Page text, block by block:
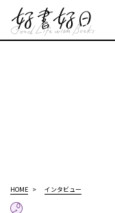
HOME インタビュー